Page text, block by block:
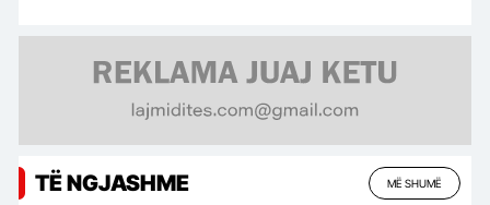
TË NGJASHME MË SHUMË